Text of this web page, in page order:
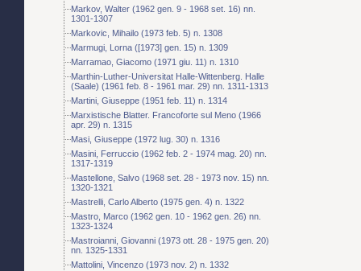
Markov, Walter (1962 gen. 9 - 1968 set. 16) nn.
1301-1307
Markovic, Mihailo (1973 feb. 5) n. 1308
Marmugi, Lorna ([1973] gen. 15) n. 1309
Marramao, Giacomo (1971 giu. 11) n. 1310
Marthin-Luther-Universitat Halle-Wittenberg. Halle
(Saale) (1961 feb. 8 - 1961 mar. 29) nn. 1311-1313
Martini, Giuseppe (1951 feb. 11) n. 1314
Marxistische Blatter. Francoforte sul Meno (1966
apr. 29) n. 1315
Masi, Giuseppe (1972 lug. 30) n. 1316
Masini, Ferruccio (1962 feb. 2 - 1974 mag. 20) nn.
1317-1319
Mastellone, Salvo (1968 set. 28 - 1973 nov. 15) nn.
1320-1321
Mastrelli, Carlo Alberto (1975 gen. 4) n. 1322
Mastro, Marco (1962 gen. 10 - 1962 gen. 26) nn.
1323-1324
Mastroianni, Giovanni (1973 ott. 28 - 1975 gen. 20)
nn. 1325-1331
Mattolini, Vincenzo (1973 nov. 2) n. 1332